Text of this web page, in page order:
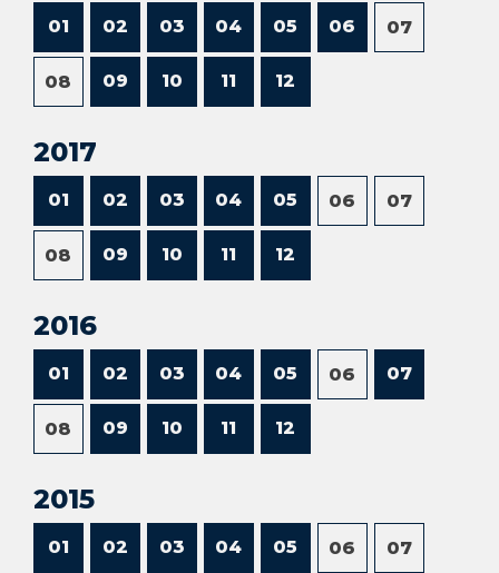
01 02 03 04 05 06 07
08 09 10 11 12
2017
01 02 03 04 05 06 07
08 09 10 11 12
2016
01 02 03 04 05 06 07
08 09 10 11 12
2015
01 02 03 04 05 06 07